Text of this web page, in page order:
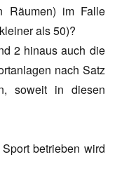
Räumen) im Falle
als 50)?
2 hinaus auch die
nach Satz
soweit in diesen
betrieben wird